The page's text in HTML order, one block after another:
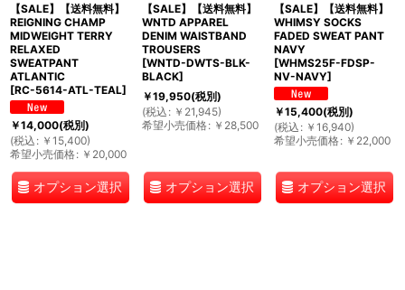
【SALE】【送料無料】
REIGNING CHAMP
MIDWEIGHT TERRY
RELAXED
SWEATPANT
ATLANTIC
[RC-5614-ATL-TEAL]
￥14,000(税別)
(税込 : ￥ 15,400)
希望小売価格: ￥ 20,000
オプション選択
【SALE】【送料無料】
WNTD APPAREL
DENIM WAISTBAND
TROUSERS
[WNTD-DWTS-BLK-
BLACK]
￥19,950(税別)
(税込 : ￥ 21,945)
希望小売価格: ￥ 28,500
オプション選択
【SALE】【送料無料】
WHIMSY SOCKS
FADED SWEAT PANT
NAVY
[WHMS25F-FDSP-
NV-NAVY]
￥15,400(税別)
(税込 : ￥ 16,940)
希望小売価格: ￥ 22,000
オプション選択